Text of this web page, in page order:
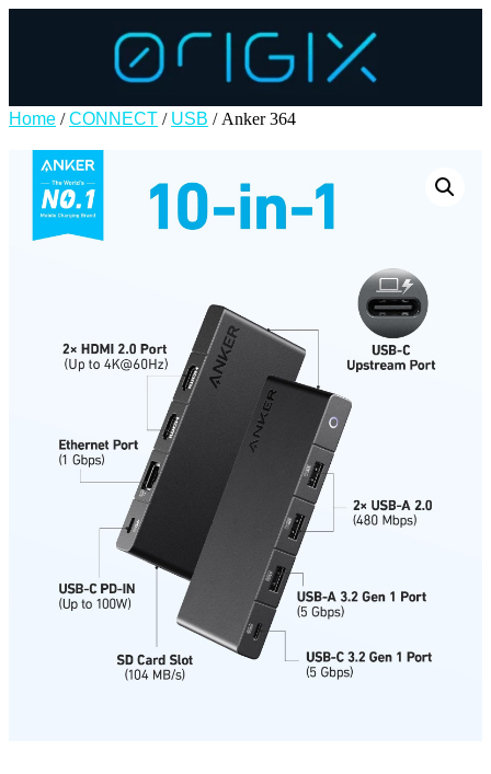
Home /CONNECT / USB / Anker 364